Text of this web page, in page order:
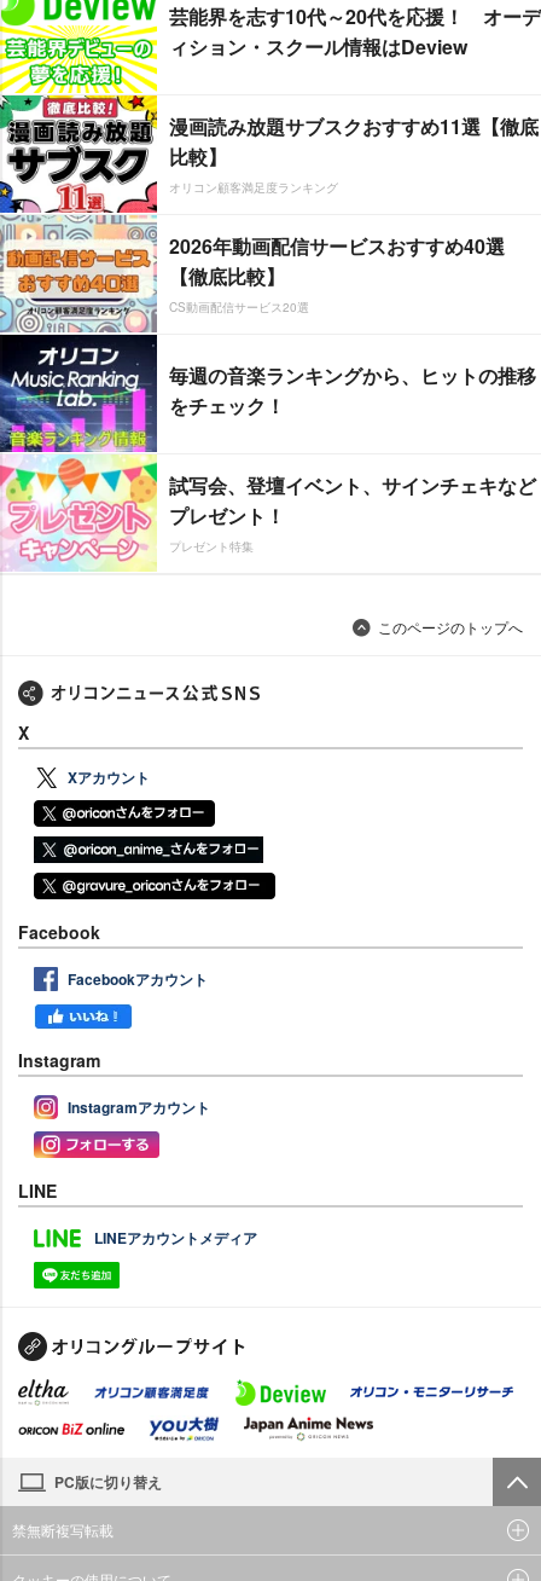
芸能界を志す10代～20代を応援！ オーデ
ィション・スクール情報はDeview
漫画読み放題サブスクおすすめ11選【徹底
比較】
オリコン顧客満足度ランキング
2026年動画配信サービスおすすめ40選
【徹底比較】
CS動画配信サービス20選
毎週の音楽ランキングから、ヒットの推移
をチェック！
試写会、登壇イベント、サインチェキなど
プレゼント！
プレゼント特集
このページのトップへ
X
Xアカウント
Facebook
Facebookアカウント
Instagram
Instagramアカウント
LINE
LINEアカウントメディア
PC版に切り替え
禁無断複写転載